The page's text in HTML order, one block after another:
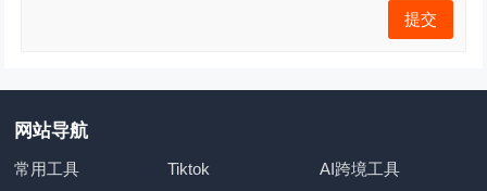
网站导航
常用工具 Tiktok
AI跨境工具